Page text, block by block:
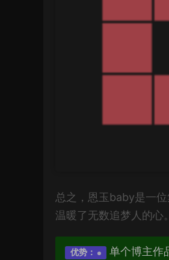
总之，恩玉baby是一
温暖了无数追梦人的心
优势： 单个博主作